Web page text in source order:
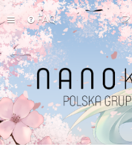
FAQ